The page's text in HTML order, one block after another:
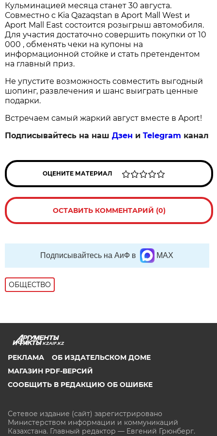
Кульминацией месяца станет 30 августа.
Совместно с Kia Qazaqstan в Aport Mall West и
Aport Mall East состоится розыгрыш автомобиля.
Для участия достаточно совершить покупки от 10
000 , обменять чеки на купоны на
информационной стойке и стать претендентом
на главный приз.
Не упустите возможность совместить выгодный
шопинг, развлечения и шанс выиграть ценные
подарки.
Встречаем самый жаркий август вместе в Aport!
Подписывайтесь на нашДзен иTelegram канал
ОЦЕНИТЕ МАТЕРИАЛ
ОСТАВИТЬ КОММЕНТАРИЙ (0)
Подписывайтесь на АиФ в MAX
ОБЩЕСТВО
KZAIF.KZ
РЕКЛАМА
ОБ ИЗДАТЕЛЬСКОМ ДОМЕ
МАГАЗИН PDF-ВЕРСИЙ
СООБЩИТЬ В РЕДАКЦИЮ ОБ ОШИБКЕ
Сетевое издание (сайт) зарегистрировано
Министерством информации и коммуникаций
Казахстана. Главный редактор — Евгений Грюнберг.